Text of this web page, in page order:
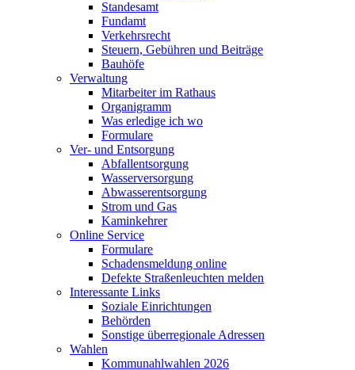
Standesamt
Fundamt
Verkehrsrecht
Steuern, Gebühren und Beiträge
Bauhöfe
Verwaltung
Mitarbeiter im Rathaus
Organigramm
Was erledige ich wo
Formulare
Ver- und Entsorgung
Abfallentsorgung
Wasserversorgung
Abwasserentsorgung
Strom und Gas
Kaminkehrer
Online Service
Formulare
Schadensmeldung online
Defekte Straßenleuchten melden
Interessante Links
Soziale Einrichtungen
Behörden
Sonstige überregionale Adressen
Wahlen
Kommunahlwahlen 2026